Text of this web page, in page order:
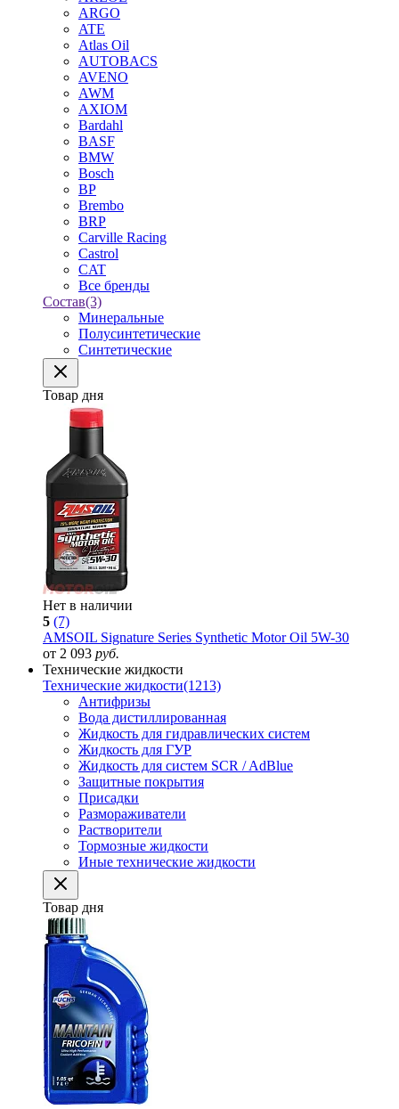
ARGO
ATE
Atlas Oil
AUTOBACS
AVENO
AWM
AXIOM
Bardahl
BASF
BMW
Bosch
BP
Brembo
BRP
Carville Racing
Castrol
CAT
Все бренды
Состав(3)
Минеральные
Полусинтетические
Синтетические
Товар дня
Нет в наличии
5 (7)
AMSOIL Signature Series Synthetic Motor Oil 5W-30
от 2 093 руб.
Технические жидкости
Технические жидкости(1213)
Антифризы
Вода дистиллированная
Жидкость для гидравлических систем
Жидкость для ГУР
Жидкость для систем SCR / AdBlue
Защитные покрытия
Присадки
Размораживатели
Растворители
Тормозные жидкости
Иные технические жидкости
Товар дня